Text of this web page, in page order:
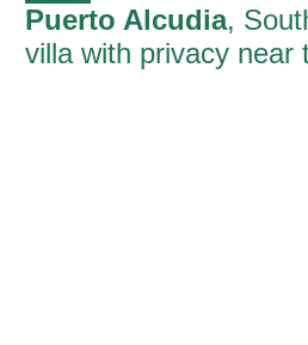
Puerto Alcudia,
villa with privacy near